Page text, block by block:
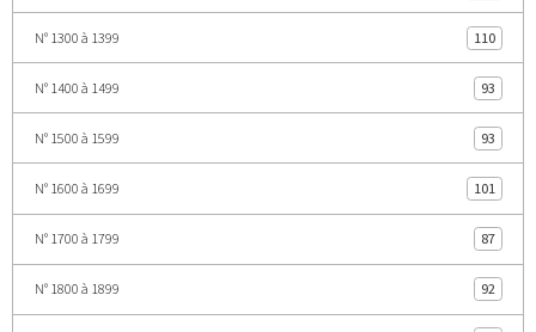
N° 1300 à 1399 110
N° 1400 à 1499 93
N° 1500 à 1599 93
N° 1600 à 1699 101
N° 1700 à 1799 87
N° 1800 à 1899 92